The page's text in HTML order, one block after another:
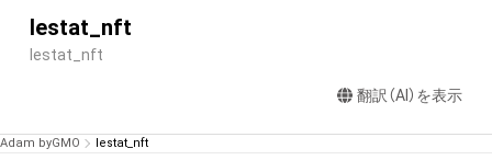
lestat_nft
lestat_nft
翻訳（AI）を表示
Adam byGMO lestat_nft